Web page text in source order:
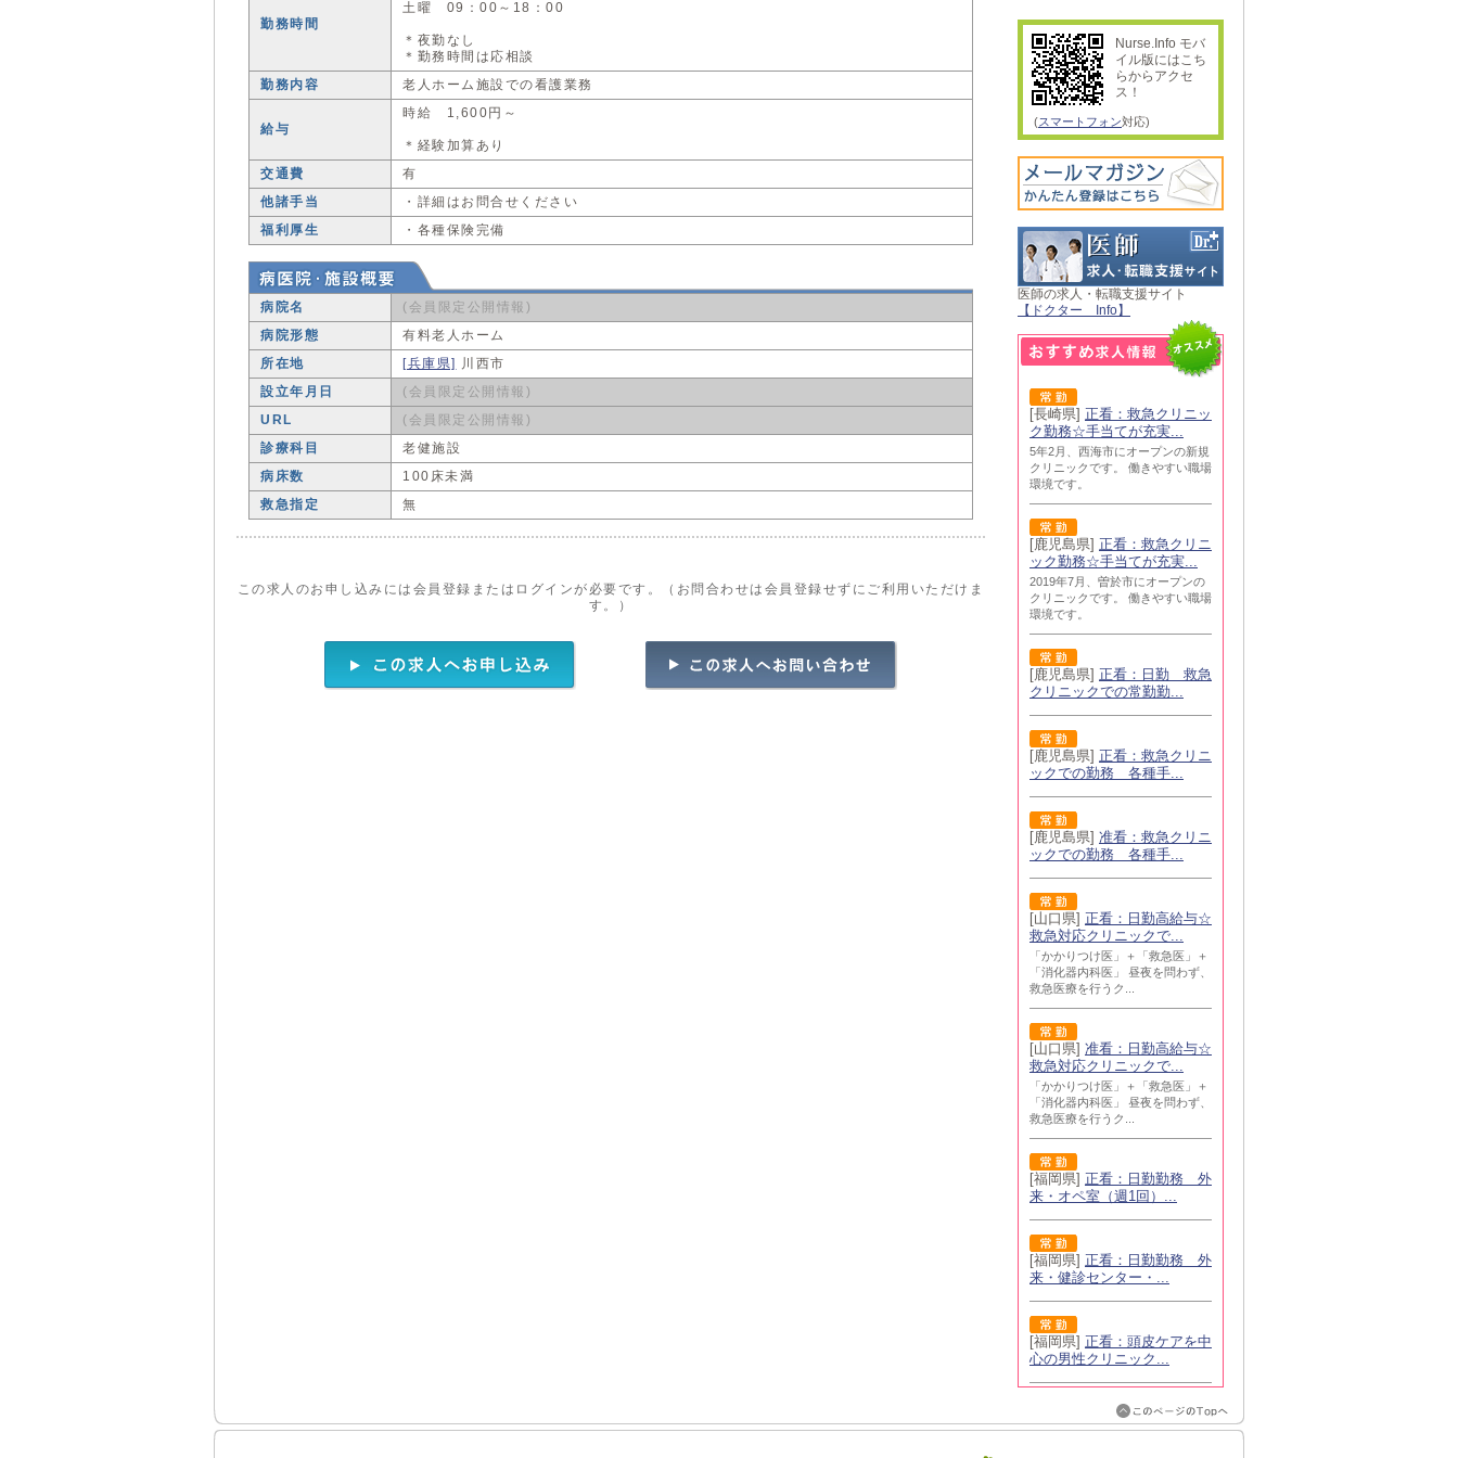
勤務時間
土曜 09：00～18：00
＊夜勤なし
＊勤務時間は応相談
勤務内容
老人ホーム施設での看護業務
給与
時給 1,600円～
＊経験加算あり
交通費
有
他諸手当
・詳細はお問合せください
福利厚生
・各種保険完備
病院名
(会員限定公開情報)
病院形態
有料老人ホーム
所在地
[兵庫県]
川西市
設立年月日
(会員限定公開情報)
URL
(会員限定公開情報)
診療科目
老健施設
病床数
100床未満
救急指定
無
この求人のお申し込みには会員登録またはログインが必要です。（お問合わせは会員登録せずにご利用いただけま
す。）
Nurse.Info モバ
イル版にはこち
らからアクセ
ス！
(スマートフォン対応)
医師の求人・転職支援サイト
【ドクター Info】
[長崎県] 正看：救急クリニッ
ク勤務☆手当てが充実...
5年2月、西海市にオープンの新規
クリニックです。 働きやすい職場
環境です。
[鹿児島県] 正看：救急クリニ
ック勤務☆手当てが充実...
2019年7月、曽於市にオープンの
クリニックです。 働きやすい職場
環境です。
[鹿児島県] 正看：日勤 救急
クリニックでの常勤勤...
[鹿児島県] 正看：救急クリニ
ックでの勤務 各種手...
[鹿児島県] 准看：救急クリニ
ックでの勤務 各種手...
[山口県] 正看：日勤高給与☆
救急対応クリニックで...
「かかりつけ医」＋「救急医」＋
「消化器内科医」 昼夜を問わず、
救急医療を行うク...
[山口県] 准看：日勤高給与☆
救急対応クリニックで...
「かかりつけ医」＋「救急医」＋
「消化器内科医」 昼夜を問わず、
救急医療を行うク...
[福岡県] 正看：日勤勤務 外
来・オペ室（週1回）...
[福岡県] 正看：日勤勤務 外
来・健診センター・...
[福岡県] 正看：頭皮ケアを中
心の男性クリニック...